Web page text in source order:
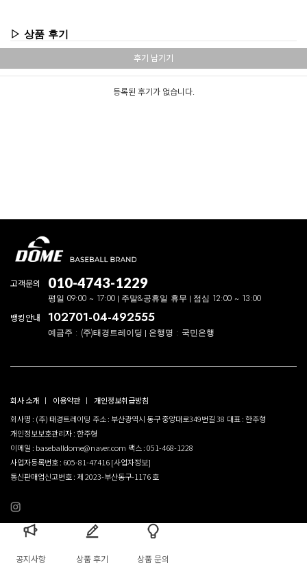
▷ 상품 후기
후기 남기기
등록된 후기가 없습니다.
고객문의 010-4743-1229
평일 09:00 ~ 17:00 주말&공휴일 휴무 점심 12:00 ~ 13:00
뱅킹안내 102701-04-492555
예금주 : (주)태경트레이딩 은행명 : 국민은행
회사 소개 이용약관
개인정보취급방침
회사명 : (주) 태경트레이딩 주소 : 부산광역시 동구 중앙대로349번길 38 대표 : 한주형
개인정보보호관리자 : 한주형
이메일 : baseballdome@naver.com 팩스 : 051-468-1228
사업자등록번호 : 605-81-47416[사업자정보]
통신판매업신고번호 : 제 2023-부산동구-1176 호
공지사항 상품 후기 상품 문의